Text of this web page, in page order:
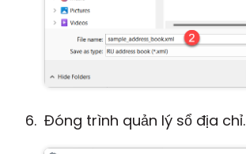
Đóng trình quản lý sổ địa chỉ.